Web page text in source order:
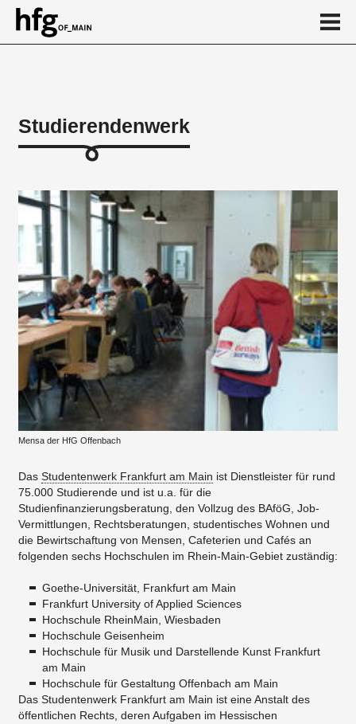
Über
Studierendenwerk
Mensa der HfG Offenbach
Das Studentenwerk Frankfurt am Main ist Dienstleister für rund
75.000 Studierende und ist u.a. für die
Studienfinanzierungsberatung, den Vollzug des BAföG, Job-
Vermittlungen, Rechtsberatungen, studentisches Wohnen und
die Bewirtschaftung von Mensen, Cafeterien und Cafés an
folgenden sechs Hochschulen im Rhein-Main-Gebiet zuständig:
Goethe-Universität, Frankfurt am Main
Frankfurt University of Applied Sciences
Hochschule RheinMain, Wiesbaden
Hochschule Geisenheim
Hochschule für Musik und Darstellende Kunst Frankfurt
am Main
Hochschule für Gestaltung Offenbach am Main
Das Studentenwerk Frankfurt am Main ist eine Anstalt des
öffentlichen Rechts, deren Aufgaben im Hessischen